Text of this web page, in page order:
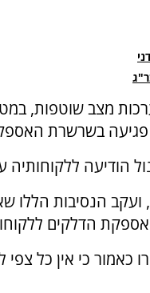
מצב שוטפות,
פגיעה בשרשרת
הודיעה ללקוחותיה
הנסיבות הללו
הדלקים
כאמור כי אין כל